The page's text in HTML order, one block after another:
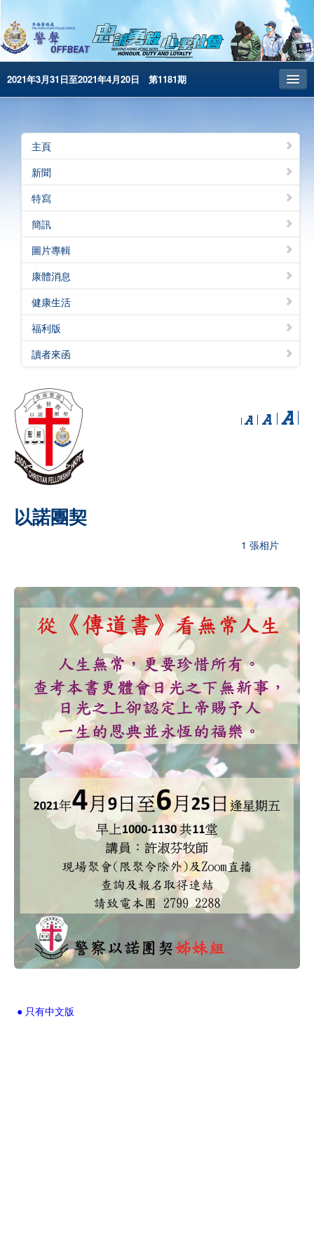
2021年3月31日至2021年4月20日 第1181期
昔日警聲
警務處主頁
简体版
English
電子書版
警聲特刊
主頁
新聞
特寫
簡訊
圖片專輯
康體消息
健康生活
福利版
讀者來函
以諾團契
1 張相片
● 只有中文版